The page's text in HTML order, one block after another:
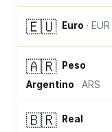
🇪🇺 Euro · EUR
🇦🇷
Peso
Argentino ·ARS
🇧🇷
Real